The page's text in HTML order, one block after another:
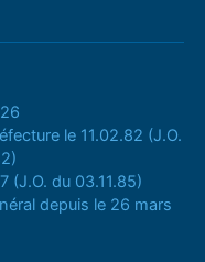
le 11.02.82 (J.O.
(J.O. du 03.11.85)
depuis le 26 mars